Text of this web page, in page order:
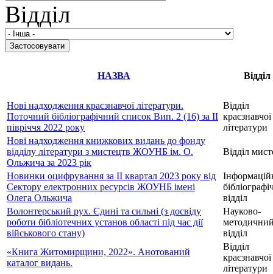
Відділ
НАЗВА Відділ
Нові надходження краєзнавчої літератури.
Поточний бібліографічний список Вип. 2 (16) за ІІ
півріччя 2022 року
Відділ
краєзнавчої
літератури
Нові надходження книжкових видань до фонду
відділу літератури з мистецтв ЖОУНБ ім. О.
Ольжича за 2023 рік
Відділ
Новинки оцифрування за ІІ квартал 2023 року від
Сектору електронних ресурсів ЖОУНБ імені
Олега Ольжича
відділ
Волонтерський рух. Єдині та сильні (з досвіду
роботи бібліотечних установ області під час дії
військового стану)
Науково-
відділ
«Книга Житомирщини, 2022». Анотований
каталог видань.
Відділ
краєзнавчої
літератури